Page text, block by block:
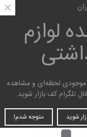
لوازم
موجودی لحظه‌ای و مشاهده
تلگرام کف بازار شوید.
شوید متوجه شدم!
×